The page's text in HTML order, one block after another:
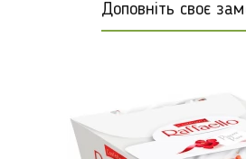
Доповніть своє